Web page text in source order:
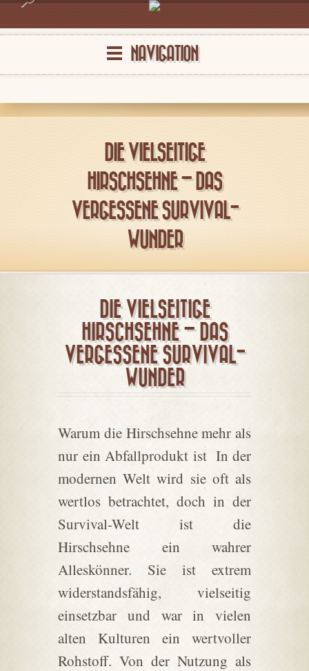
NAVIGATION
DIE VIELSEITIGE
HIRSCHSEHNE – DAS
VERGESSENE SURVIVAL-
WUNDER
DIE VIELSEITIGE
HIRSCHSEHNE – DAS
VERGESSENE SURVIVAL-
WUNDER
Warum die Hirschsehne mehr als
nur ein Abfallprodukt ist In der
modernen Welt wird sie oft als
wertlos betrachtet, doch in der
Survival-Welt ist die
Hirschsehne ein wahrer
Alleskönner. Sie ist extrem
widerstandsfähig, vielseitig
einsetzbar und war in vielen
alten Kulturen ein wertvoller
Rohstoff. Von der Nutzung als